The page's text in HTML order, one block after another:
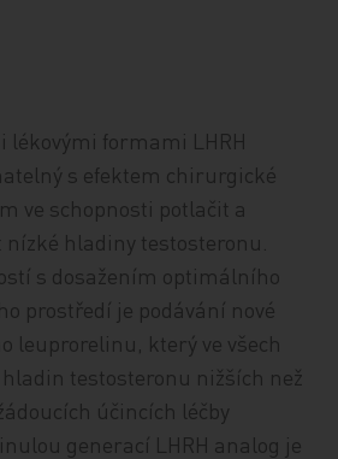
lékovými formami LHRH
s efektem chirurgické
ve schopnosti potlačit a
hladiny testosteronu.
s dosažením optimálního
prostředí je podávání nové
leuprorelinu, který ve všech
testosteronu nižších než
účincích léčby
generací LHRH analog je